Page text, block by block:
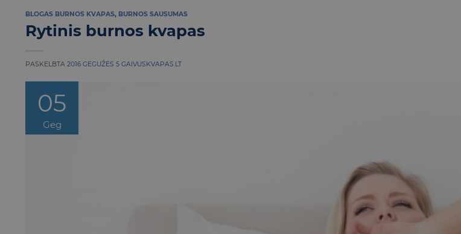
BLOGAS BURNOS KVAPAS, BURNOS SAUSUMAS
Rytinis burnos kvapas
PASKELBTA 2016 GEGUŽĖS 5 GAIVUSKVAPAS.LT
05
Geg